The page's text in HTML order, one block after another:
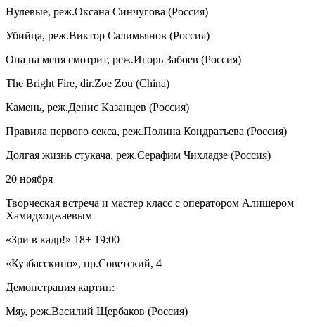
Нулевые, реж.Оксана Синчугова (Россия)
Убийца, реж.Виктор Салимьянов (Россия)
Она на меня смотрит, реж.Игорь Забоев (Россия)
The Bright Fire, dir.Zoe Zou (China)
Камень, реж.Денис Казанцев (Россия)
Правила первого секса, реж.Полина Кондратьева (Россия)
Долгая жизнь стукача, реж.Серафим Чихладзе (Россия)
20 ноября
Творческая встреча и мастер класс с оператором Алишером
Хамидходжаевым
«Зри в кадр!» 18+ 19:00
«Кузбасскино», пр.Советский, 4
Демонстрация картин:
Мяу, реж.Василий Щербаков (Россия)